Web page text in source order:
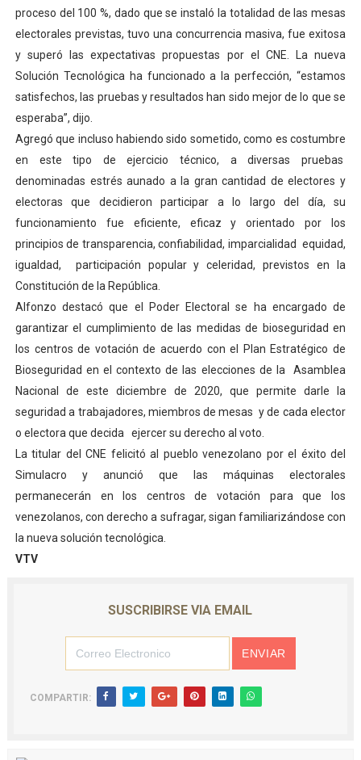
Venezuela Renace 2026 lleva sonrisas y prevención a
Mérida impulsa el mapa de conocimientos con
Complejo Educativo Talento Deportivo lanza Plan
Arnaldo Sánchez reinaugura Parque Recreacional
Corposalud inició talleres para aspirantes al curso de
proceso del 100 %, dado que se instaló la totalidad de las mesas
electorales previstas, tuvo una concurrencia masiva, fue exitosa
y superó las expectativas propuestas por el CNE. La nueva
Solución Tecnológica ha funcionado a la perfección, “estamos
satisfechos, las pruebas y resultados han sido mejor de lo que se
esperaba”, dijo.
Agregó que incluso habiendo sido sometido, como es costumbre
en este tipo de ejercicio técnico, a diversas pruebas
denominadas estrés aunado a la gran cantidad de electores y
electoras que decidieron participar a lo largo del día, su
funcionamiento fue eficiente, eficaz y orientado por los
principios de transparencia, confiabilidad, imparcialidad equidad,
igualdad, participación popular y celeridad, previstos en la
Constitución de la República.
Alfonzo destacó que el Poder Electoral se ha encargado de
garantizar el cumplimiento de las medidas de bioseguridad en
los centros de votación de acuerdo con el Plan Estratégico de
Bioseguridad en el contexto de las elecciones de la Asamblea
Nacional de este diciembre de 2020, que permite darle la
seguridad a trabajadores, miembros de mesas y de cada elector
o electora que decida ejercer su derecho al voto.
La titular del CNE felicitó al pueblo venezolano por el éxito del
Simulacro y anunció que las máquinas electorales
permanecerán en los centros de votación para que los
venezolanos, con derecho a sufragar, sigan familiarizándose con
la nueva solución tecnológica.
VTV
SUSCRIBIRSE VIA EMAIL
COMPARTIR: